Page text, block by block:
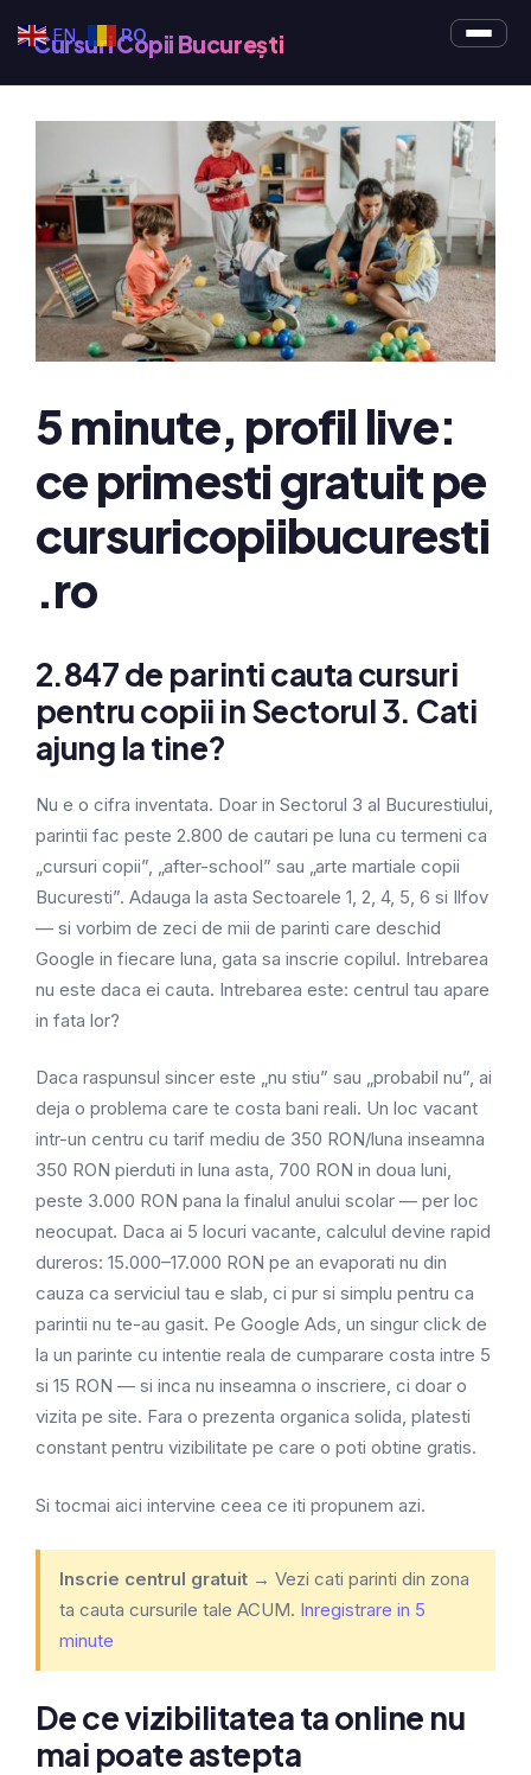
conținut
Cursuri Copii București
5 minute, profil live:
ce primesti gratuit pe
cursuricopiibucuresti
.ro
2.847 de parinti cauta cursuri
pentru copii in Sectorul 3. Cati
ajung la tine?
Nu e o cifra inventata. Doar in Sectorul 3 al Bucurestiului,
parintii fac peste 2.800 de cautari pe luna cu termeni ca
„cursuri copii”, „after-school” sau „arte martiale copii
Bucuresti”. Adauga la asta Sectoarele 1, 2, 4, 5, 6 si Ilfov
— si vorbim de zeci de mii de parinti care deschid
Google in fiecare luna, gata sa inscrie copilul. Intrebarea
nu este daca ei cauta. Intrebarea este: centrul tau apare
in fata lor?
Daca raspunsul sincer este „nu stiu” sau „probabil nu”, ai
deja o problema care te costa bani reali. Un loc vacant
intr-un centru cu tarif mediu de 350 RON/luna inseamna
350 RON pierduti in luna asta, 700 RON in doua luni,
peste 3.000 RON pana la finalul anului scolar — per loc
neocupat. Daca ai 5 locuri vacante, calculul devine rapid
dureros: 15.000–17.000 RON pe an evaporati nu din
cauza ca serviciul tau e slab, ci pur si simplu pentru ca
parintii nu te-au gasit. Pe Google Ads, un singur click de
la un parinte cu intentie reala de cumparare costa intre 5
si 15 RON — si inca nu inseamna o inscriere, ci doar o
vizita pe site. Fara o prezenta organica solida, platesti
constant pentru vizibilitate pe care o poti obtine gratis.
Si tocmai aici intervine ceea ce iti propunem azi.
Inscrie centrul gratuit → Vezi cati parinti din zona
ta cauta cursurile tale ACUM. Inregistrare in 5
minute
De ce vizibilitatea ta online nu
mai poate astepta
EN RO